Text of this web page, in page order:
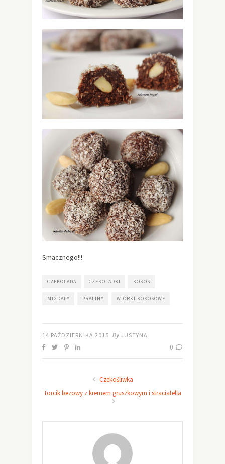
Smacznego!!!
CZEKOLADA CZEKOLADKI KOKOS
MIGDAŁY PRALINY WIÓRKI KOKOSOWE
14 PAŹDZIERNIKA 2015 By JUSTYNA
0
Czekośliwka
Torcik bezowy z kremem gruszkowym i straciatella